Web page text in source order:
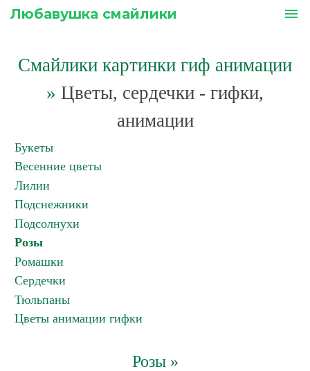
Любавушка смайлики menu
Смайлики картинки гиф анимации
» Цветы, сердечки - гифки,
анимации
Букеты
Весенние цветы
Лилии
Подснежники
Подсолнухи
Розы
Ромашки
Сердечки
Тюльпаны
Цветы анимации гифки
Розы »